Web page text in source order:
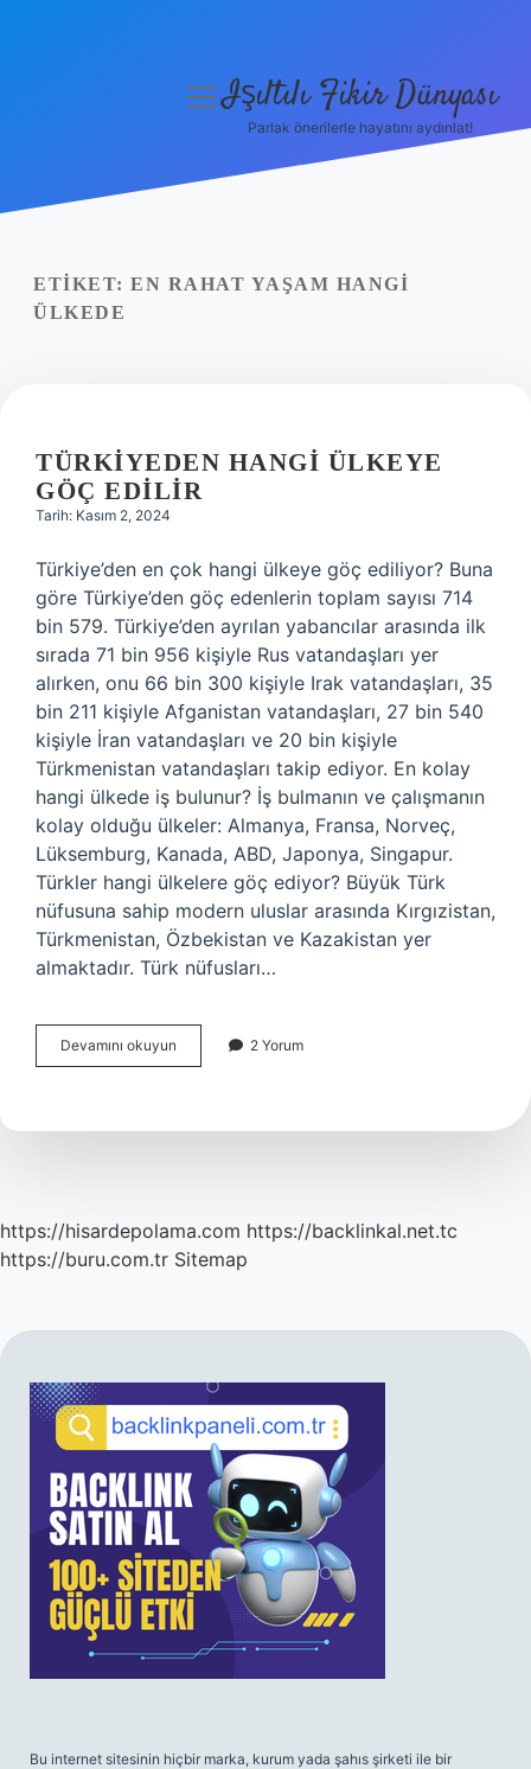
Yasal Uyarı
menüyüIşıltılı Fikir Dünyası
Parlak önerilerle hayatını aydınlat!
ETIKET: EN RAHAT YAŞAM HANGI
ÜLKEDE
TÜRKIYEDEN HANGI ÜLKEYE
GÖÇ EDILIR
Tarih: Kasım 2, 2024
Türkiye’den en çok hangi ülkeye göç ediliyor? Buna
göre Türkiye’den göç edenlerin toplam sayısı 714
bin 579. Türkiye’den ayrılan yabancılar arasında ilk
sırada 71 bin 956 kişiyle Rus vatandaşları yer
alırken, onu 66 bin 300 kişiyle Irak vatandaşları, 35
bin 211 kişiyle Afganistan vatandaşları, 27 bin 540
kişiyle İran vatandaşları ve 20 bin kişiyle
Türkmenistan vatandaşları takip ediyor. En kolay
hangi ülkede iş bulunur? İş bulmanın ve çalışmanın
kolay olduğu ülkeler: Almanya, Fransa, Norveç,
Lüksemburg, Kanada, ABD, Japonya, Singapur.
Türkler hangi ülkelere göç ediyor? Büyük Türk
nüfusuna sahip modern uluslar arasında Kırgızistan,
Türkmenistan, Özbekistan ve Kazakistan yer
almaktadır. Türk nüfusları…
Devamını okuyun Türkiyeden
Hangi
Edilir
2 Yorum
https://hisardepolama.com https://backlinkal.net.tc
https://buru.com.tr Sitemap
SIDEBAR
Bu internet sitesinin hiçbir marka, kurum yada şahıs şirketi ile bir